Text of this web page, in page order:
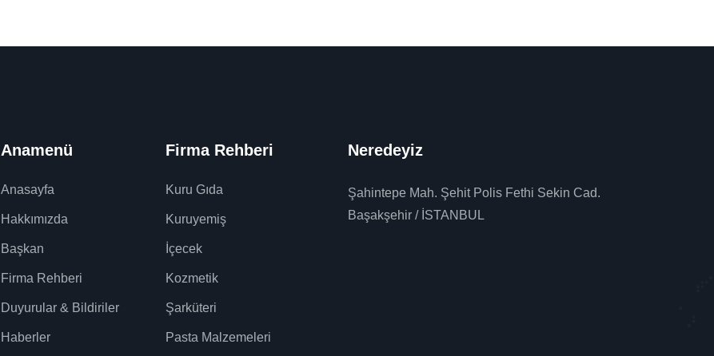
Anamenü
Anasayfa
Hakkımızda
Başkan
Firma Rehberi
Duyurular & Bildiriler
Haberler
Firma Rehberi
Kuru Gıda
Kuruyemiş
İçecek
Kozmetik
Şarküteri
Pasta Malzemeleri
Neredeyiz
Şahintepe Mah. Şehit Polis Fethi Sekin Cad.
Başakşehir / İSTANBUL